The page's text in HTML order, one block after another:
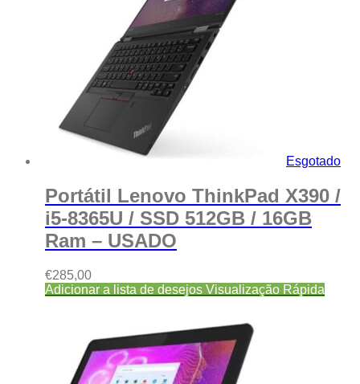
Esgotado
Portátil Lenovo ThinkPad X390 /
i5-8365U / SSD 512GB / 16GB
Ram – USADO
€285,00
Adicionar a lista de desejos Visualização Rápida